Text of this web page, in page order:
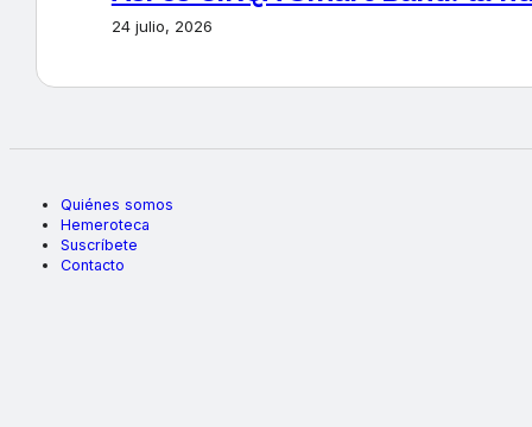
24 julio, 2026
Quiénes somos
Hemeroteca
Suscríbete
Contacto